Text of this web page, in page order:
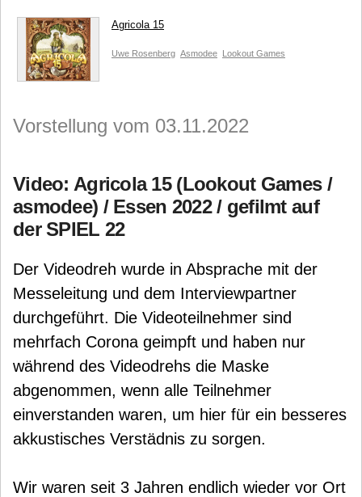
Agricola 15
Uwe Rosenberg Asmodee Lookout Games
Vorstellung vom 03.11.2022
Video: Agricola 15 (Lookout Games /
asmodee) / Essen 2022 / gefilmt auf
der SPIEL 22
Der Videodreh wurde in Absprache mit der
Messeleitung und dem Interviewpartner
durchgeführt. Die Videoteilnehmer sind
mehrfach Corona geimpft und haben nur
während des Videodrehs die Maske
abgenommen, wenn alle Teilnehmer
einverstanden waren, um hier für ein besseres
akkustisches Verstädnis zu sorgen.
Wir waren seit 3 Jahren endlich wieder vor Ort